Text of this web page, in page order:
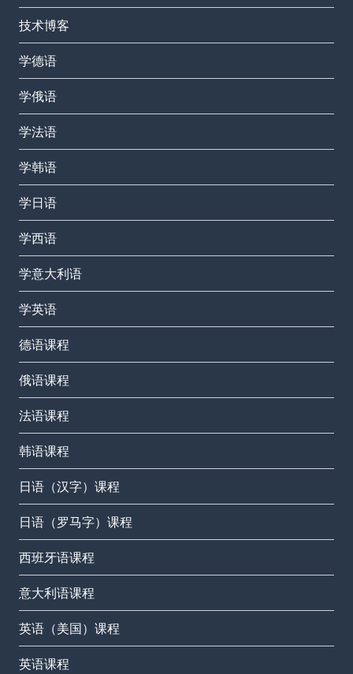
技术博客
学德语
学俄语
学法语
学韩语
学日语
学西语
学意大利语
学英语
德语课程
俄语课程
法语课程
韩语课程
日语（汉字）课程
日语（罗马字）课程
西班牙语课程
意大利语课程
英语（美国）课程
英语课程